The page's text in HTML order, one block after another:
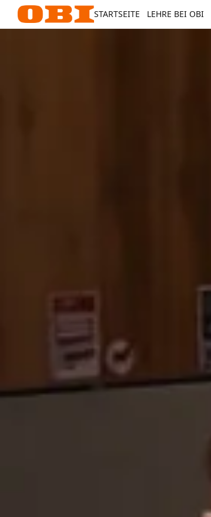
STARTSEITE LEHRE BEI OBI